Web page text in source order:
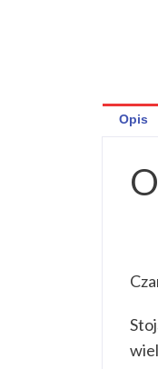
Opis